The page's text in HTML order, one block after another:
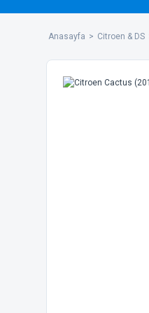
Anasayfa Citroen & DS